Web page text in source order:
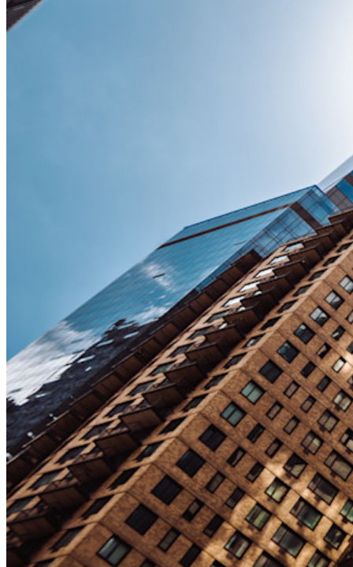
価格設定
クロスプラットフォームで無制限のデバイス
ビジネスプランのトップ機能
Access Intelligence
ディレクトリ統合
sso-統合
Self-hosting Bitwarden
エンタープライズポリシー
アカウント回復
トップツール
パスワード生成ツール
パスワードチェック
パスフレーズジェネレーター
ユーザー名ジェネレーター